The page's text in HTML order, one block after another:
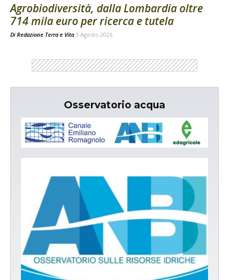
Agrobiodiversità, dalla Lombardia oltre
714 mila euro per ricerca e tutela
Di Redazione Terra e Vita 3 Agosto 2026
Osservatorio acqua